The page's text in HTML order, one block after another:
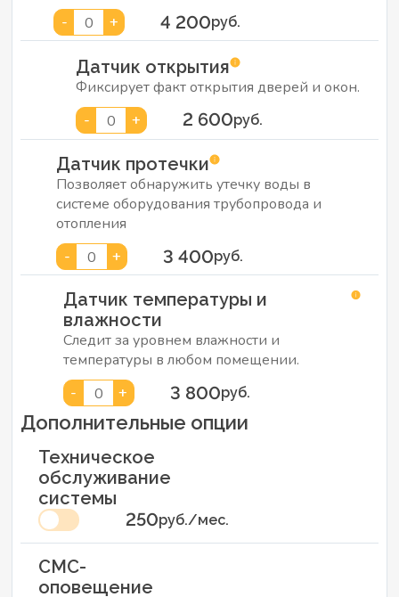
-
0 + 4 200руб.
Датчик открытия
Фиксирует факт открытия дверей и окон.
-
0 + 2 600руб.
Датчик протечки
Позволяет обнаружить утечку воды в
системе оборудования трубопровода и
отопления
-
0 + 3 400руб.
Датчик температуры и
влажности
Следит за уровнем влажности и
температуры в любом помещении.
-
0 + 3 800руб.
Дополнительные опции
Техническое
обслуживание
системы
250руб./мес.
СМС-
оповещение